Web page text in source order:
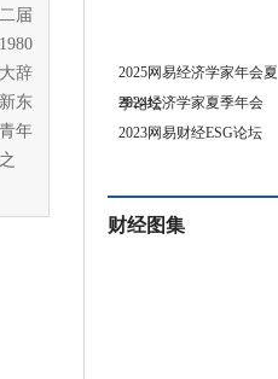
届
辞
东
年
2025网易经济学家年会夏
季论坛
2024经济学家夏季年会
2023网易财经ESG论坛
财经图集